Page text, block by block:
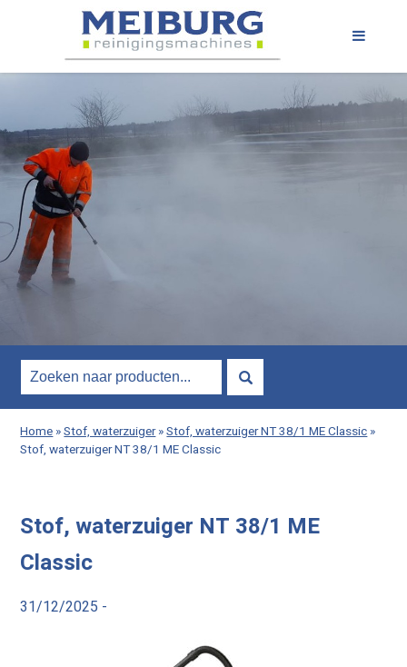
Home»Stof, waterzuiger»Stof, waterzuiger NT 38/1 ME Classic»
Stof, waterzuiger NT 38/1 ME Classic
Stof, waterzuiger NT 38/1 ME
Classic
31/12/2025 -